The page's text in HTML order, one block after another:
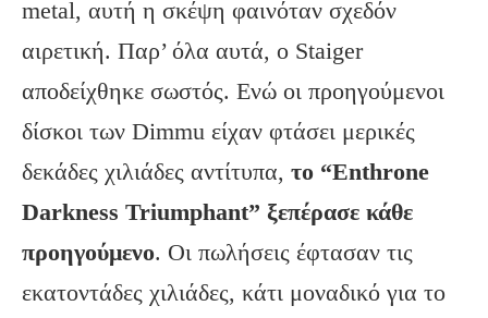
metal, αυτή η σκέψη φαινόταν σχεδόν
αιρετική. Παρ’ όλα αυτά, ο Staiger
αποδείχθηκε σωστός. Ενώ οι προηγούμενοι
δίσκοι των Dimmu είχαν φτάσει μερικές
δεκάδες χιλιάδες αντίτυπα, το “Enthrone
Darkness Triumphant” ξεπέρασε κάθε
προηγούμενο. Οι πωλήσεις έφτασαν τις
εκατοντάδες χιλιάδες, κάτι μοναδικό για το